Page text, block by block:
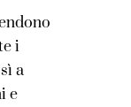
i
a
e